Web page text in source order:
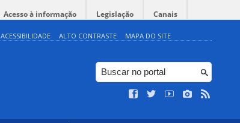
Acesso à informação Legislação Canais
ACESSIBILIDADE ALTO CONTRASTE MAPA DO SITE